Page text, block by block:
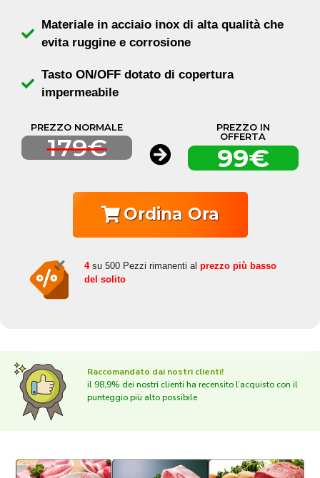
Materiale in acciaio inox di alta qualità che
evita ruggine e corrosione
Tasto ON/OFF dotato di copertura
impermeabile
PREZZO NORMALE
179€
PREZZO IN
OFFERTA
99€
Ordina Ora
4 su 500 Pezzi rimanenti al prezzo più basso
del solito
Raccomandato dai nostri clienti!
il 98,9% dei nostri clienti ha recensito l’acquisto con il
punteggio più alto possibile